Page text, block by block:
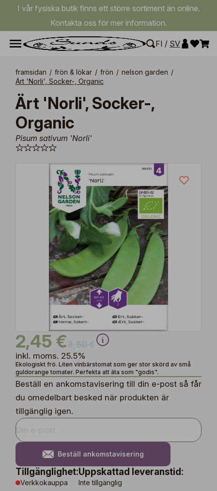
I vår fysiska butik finns ett större sortiment än online.
Kontakta oss för mer information.
FI / SV
framsidan / frön & lökar / frön / nelson garden /
Ärt 'Norli', Socker-, Organic
Ärt 'Norli', Socker-,
Organic
Pisum sativum 'Norli'
2,45 €
inkl. moms. 25.5%
Ekologiskt frö. Liten vinbärstomat som ger stor skörd av små
guldorange tomater. Perfekta att äta som "godis".
Beställ en ankomstavisering till din e-post så får
du omedelbart besked när produkten är
tillgänglig igen.
Beställ ankomstavisering
Tillgänglighet:
Verkkokauppa
Uppskattad leveranstid:
Inte tillgänglig